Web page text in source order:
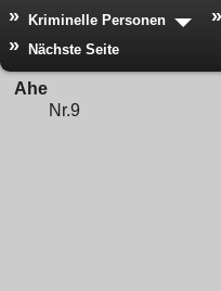
Kriminelle Personen
Nächste Seite
Ahe
Nr.9